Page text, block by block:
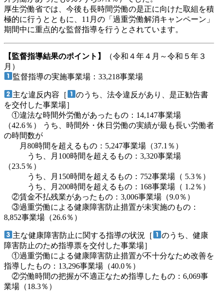
厚生労働省では、今後も長時間労働の是正に向けた取組を積
極的に行うとともに、11月の「過重労働解消キャンペーン」
期間中に重点的な監督指導を行うとされています。
【監督指導結果のポイント】
（令和４年４月～令和５年３
月）
監督指導の実施事業場：33,218事業場
主な違反内容［
のうち、法令違反があり、是正勧告書
を交付した事業場］
①違法な時間外労働があったもの：14,147事業場
（42.6％） うち、時間外・休日労働の実績が最も長い労働者
の時間数が
月80時間を超えるもの：5,247事業場（37.1％）
うち、月100時間を超えるもの：3,320事業場
（23.5％）
うち、月150時間を超えるもの：752事業場（ 5.3％）
うち、月200時間を超えるもの：168事業場（ 1.2％）
②賃金不払残業があったもの：3,006事業場（9.0％）
③過重労働による健康障害防止措置が未実施のもの：
8,852事業場（26.6％）
主な健康障害防止に関する指導の状況［
のうち、健康
障害防止のため指導票を交付した事業場］
①過重労働による健康障害防止措置が不十分なため改善を
指導したもの：13,296事業場（40.0％）
②労働時間の把握が不適正なため指導したもの：6,069事
業場（18.3％）